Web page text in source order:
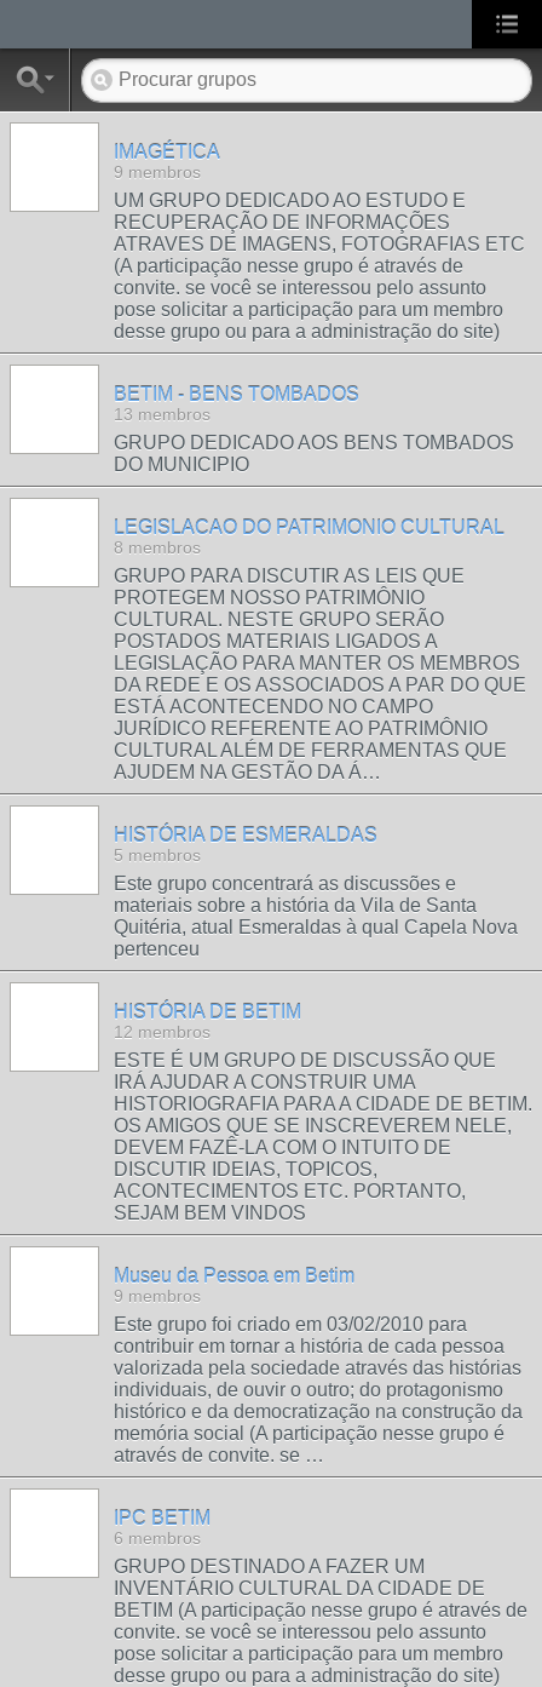
IMAGÉTICA
9 membros
UM GRUPO DEDICADO AO ESTUDO E
RECUPERAÇÃO DE INFORMAÇÕES
ATRAVES DE IMAGENS, FOTOGRAFIAS ETC
(A participação nesse grupo é através de
convite. se você se interessou pelo assunto
pose solicitar a participação para um membro
desse grupo ou para a administração do site)
BETIM - BENS TOMBADOS
13 membros
GRUPO DEDICADO AOS BENS TOMBADOS
DO MUNICIPIO
LEGISLACAO DO PATRIMONIO CULTURAL
8 membros
GRUPO PARA DISCUTIR AS LEIS QUE
PROTEGEM NOSSO PATRIMÔNIO
CULTURAL. NESTE GRUPO SERÃO
POSTADOS MATERIAIS LIGADOS A
LEGISLAÇÃO PARA MANTER OS MEMBROS
DA REDE E OS ASSOCIADOS A PAR DO QUE
ESTÁ ACONTECENDO NO CAMPO
JURÍDICO REFERENTE AO PATRIMÔNIO
CULTURAL ALÉM DE FERRAMENTAS QUE
AJUDEM NA GESTÃO DA Á…
HISTÓRIA DE ESMERALDAS
5 membros
Este grupo concentrará as discussões e
materiais sobre a história da Vila de Santa
Quitéria, atual Esmeraldas à qual Capela Nova
pertenceu
HISTÓRIA DE BETIM
12 membros
ESTE É UM GRUPO DE DISCUSSÃO QUE
IRÁ AJUDAR A CONSTRUIR UMA
HISTORIOGRAFIA PARA A CIDADE DE BETIM.
OS AMIGOS QUE SE INSCREVEREM NELE,
DEVEM FAZÊ-LA COM O INTUITO DE
DISCUTIR IDEIAS, TOPICOS,
ACONTECIMENTOS ETC. PORTANTO,
SEJAM BEM VINDOS
Museu da Pessoa em Betim
9 membros
Este grupo foi criado em 03/02/2010 para
contribuir em tornar a história de cada pessoa
valorizada pela sociedade através das histórias
individuais, de ouvir o outro; do protagonismo
histórico e da democratização na construção da
memória social (A participação nesse grupo é
através de convite. se …
IPC BETIM
6 membros
GRUPO DESTINADO A FAZER UM
INVENTÁRIO CULTURAL DA CIDADE DE
BETIM (A participação nesse grupo é através de
convite. se você se interessou pelo assunto
pose solicitar a participação para um membro
desse grupo ou para a administração do site)